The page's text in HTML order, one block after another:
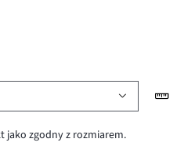
jako zgodny z rozmiarem.